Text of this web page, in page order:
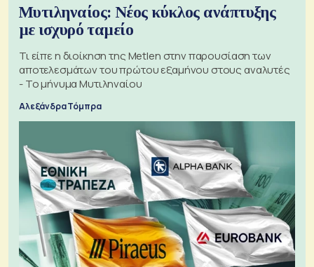
Μυτιληναίος: Νέος κύκλος ανάπτυξης
με ισχυρό ταμείο
Τι είπε η διοίκηση της Metlen στην παρουσίαση των
αποτελεσμάτων του πρώτου εξαμήνου στους αναλυτές
- Το μήνυμα Μυτιληναίου
Αλεξάνδρα Τόμπρα